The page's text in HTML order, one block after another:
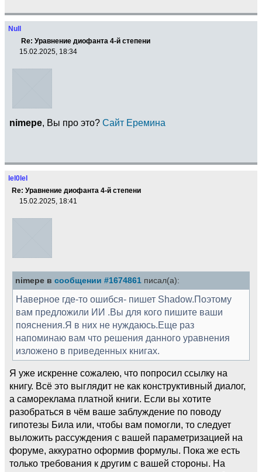
Null
Re: Уравнение диофанта 4-й степени
15.02.2025, 18:34
nimepe , Вы про это? Сайт Еремина
lel0lel
Re: Уравнение диофанта 4-й степени
15.02.2025, 18:41
nimepe в сообщении #1674861 писал(а):
Наверное где-то ошибся- пишет Shadow.Поэтому
вам предложили ИИ .Вы для кого пишите ваши
пояснения.Я в них не нуждаюсь.Еще раз
напоминаю вам что решения данного уравнения
изложено в приведенных книгах.
Я уже искренне сожалею, что попросил ссылку на
книгу. Всё это выглядит не как конструктивный диалог,
а самореклама платной книги. Если вы хотите
разобраться в чём ваше заблуждение по поводу
гипотезы Била или, чтобы вам помогли, то следует
выложить рассуждения с вашей параметризацией на
форуме, аккуратно оформив формулы. Пока же есть
только требования к другим с вашей стороны. На